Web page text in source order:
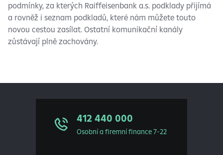
podmínky, za kterých Raiffeisenbank a.s. podklady přijímá
a rovněž i seznam podkladů, které nám můžete touto
novou cestou zasílat. Ostatní komunikační kanály
zůstávají plně zachovány.
412 440 000
Osobní a firemní finance 7-22